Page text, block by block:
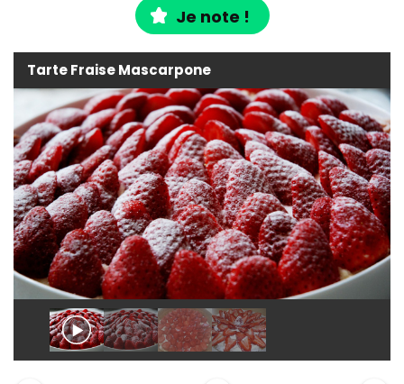
Je note !
Tarte Fraise Mascarpone